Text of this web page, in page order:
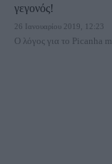
γεγονός!
26 Ιανουαρίου 2019, 12:23
Ο λόγος για το Picanha